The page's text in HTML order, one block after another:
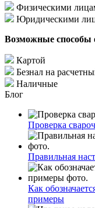
Физическими
Юридическими
Возможные способы
Картой
Безнал на
Наличные
Блог
Проверка
Правильная
Как
примеры